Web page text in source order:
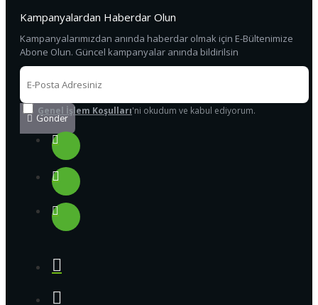
Kampanyalardan Haberdar Olun
Kampanyalarımızdan anında haberdar olmak için E-Bültenimize
Abone Olun. Güncel kampanyalar anında bildirilsin
Gönder
Genel İşlem Koşulları'ni okudum ve kabul ediyorum.